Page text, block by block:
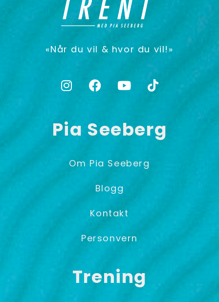
«Når du vil & hvor du vil!»
Pia Seeberg
Om Pia Seeberg
Blogg
Kontakt
Personvern
Trening